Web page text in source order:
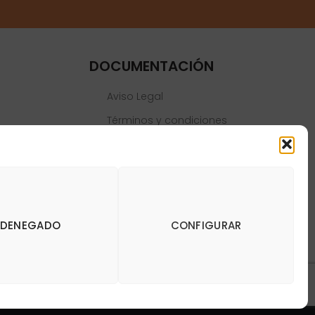
DENEGADO CONFIGURAR
DOCUMENTACIÓN
Aviso Legal
Términos y condiciones